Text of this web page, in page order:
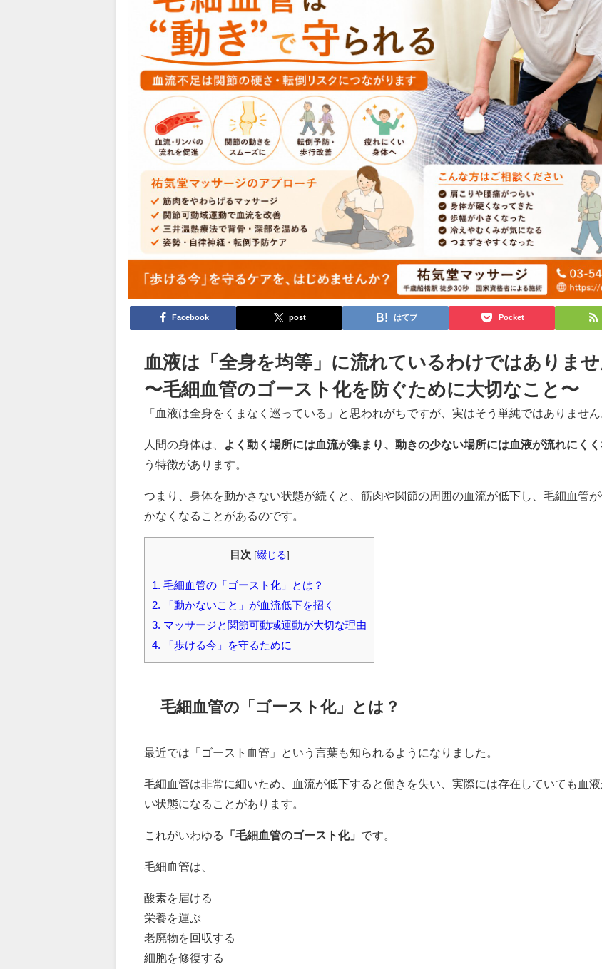
Facebook post はてブ Pocket
血液は「全身を均等」に流れているわけではありま
〜毛細血管のゴースト化を防ぐために大切なこと〜
「血液は全身をくまなく巡っている」と思われがちですが、実はそう単純ではありません
人間の身体は、 よく動く場所には血流が集まり、動きの少ない場所には血液が流れにく
う特徴があります。
つまり、身体を動かさない状態が続くと、筋肉や関節の周囲の血流が低下し、毛細血管
かなくなることがあるのです。
目次 [綴じる]
1. 毛細血管の「ゴースト化」とは？
2. 「動かないこと」が血流低下を招く
3. マッサージと関節可動域運動が大切な理由
4. 「歩ける今」を守るために
毛細血管の「ゴースト化」とは？
最近では「ゴースト血管」という言葉も知られるようになりました。
毛細血管は非常に細いため、血流が低下すると働きを失い、実際には存在していても血
い状態になることがあります。
これがいわゆる 「毛細血管のゴースト化」 です。
毛細血管は、
酸素を届ける
栄養を運ぶ
老廃物を回収する
細胞を修復する